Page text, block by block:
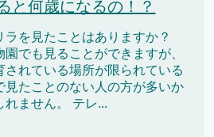
と何歳になるの！？
ラを見たことはありますか？
園でも見ることができますが、
されている場所が限られている
見たことのない人の方が多いか
れません。 テレ...